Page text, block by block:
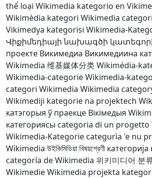
thể loại Wikimedia kategorio en
Wikimèdia kategori Wikimedia
Vikimedya kategorisi Wikimedia-
Վիքիմեդիայի նախագծի
проекте Викимедиа Викимедиина
Wikimedia 维基媒体分类Wikimédia-
Wikimedia-categorieWikimedia-
categori Wikimedia Wikimedia
Wikimediji kategorie na projektech
катэгорыя ў праекце Вікімедыя
категориясы categoria di un progetto
Wikimedia-Kategorie categurìa 'e nu
Wikimedia উইকিমিডিয়া বিষয়শ্রেণী
categoría de Wikimedia 위키미디어 분
WikimedieWikimedia projekta